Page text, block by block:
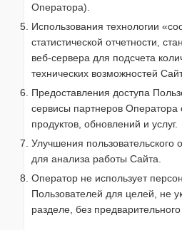
Оператора).
Использования технологии
статистической отчетности,
веб-сервера для подсчета
технических возможностей
Предоставления доступа
сервисы партнеров Оператора
продуктов, обновлений и услуг.
Улучшения пользовательского
для анализа работы Сайта.
Оператор не использует
Пользователей для целей, не
разделе, без